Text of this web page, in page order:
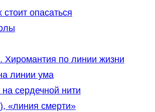
опасаться
Хиромантия по линии жизни
линии ума
сердечной нити
«линия смерти»